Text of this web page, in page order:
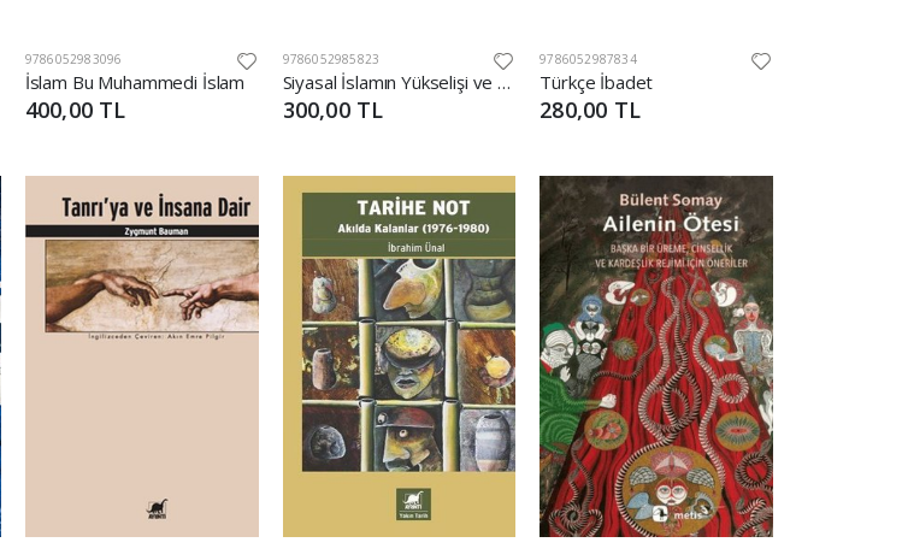
9786052983096
İslam Bu Muhammedi İslam
400,00 TL
9786052985823
Siyasal İslamın Yükselişi ve Çöküşü - Dört Dönem
300,00 TL
9786052987834
Türkçe İbadet
280,00 TL